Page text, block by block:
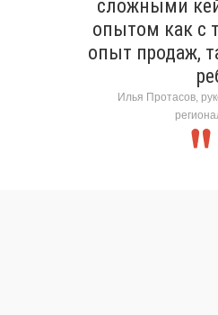
сложными
опытом как с
опыт продаж,
Илья Протасов,